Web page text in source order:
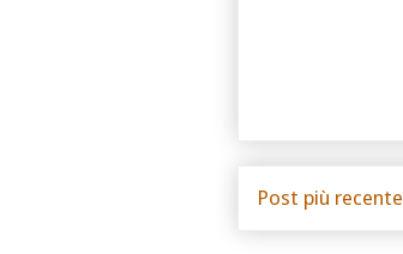
Post più recente